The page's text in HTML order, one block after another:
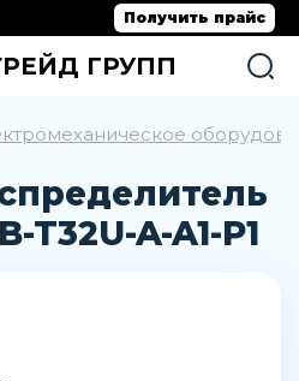
Получить прайс
ГРУПП
T32U-A-A1-P1